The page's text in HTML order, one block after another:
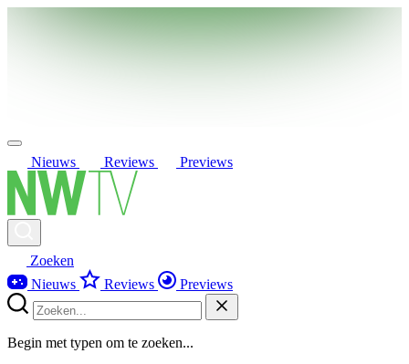
Nieuws Reviews Previews
Zoeken
Nieuws
Reviews Previews
Begin met typen om te zoeken...